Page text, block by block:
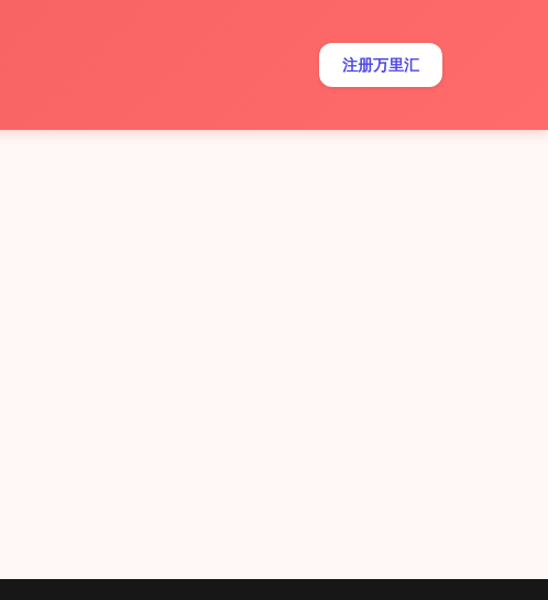
注册万里汇